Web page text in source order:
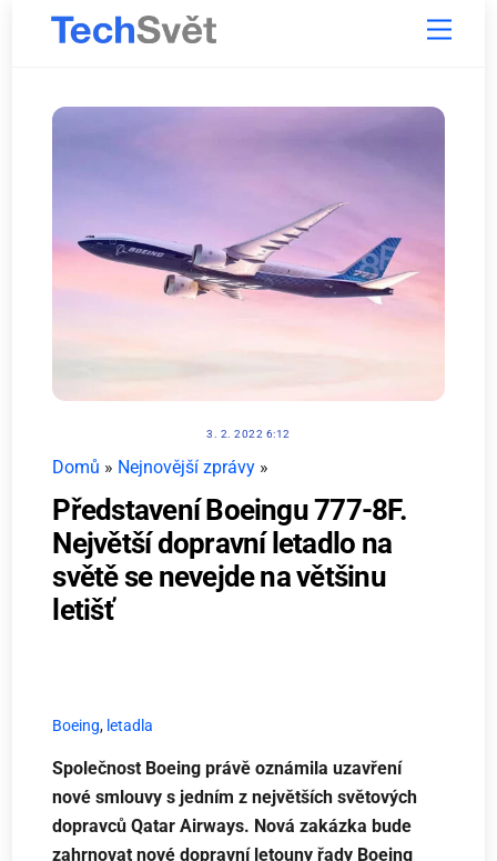
Menu
3. 2. 2022 6:12
Domů » Nejnovější zprávy »
Představení Boeingu 777-8F.
Největší dopravní letadlo na
světě se nevejde na většinu
letišť
Boeing, letadla
Společnost Boeing právě oznámila uzavření
nové smlouvy s jedním z největších světových
dopravců Qatar Airways. Nová zakázka bude
zahrnovat nové dopravní letouny řady Boeing